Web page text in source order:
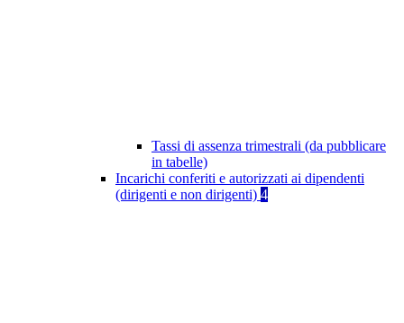
Tassi di assenza trimestrali (da pubblicare
in tabelle)
Incarichi conferiti e autorizzati ai dipendenti
(dirigenti e non dirigenti) 4